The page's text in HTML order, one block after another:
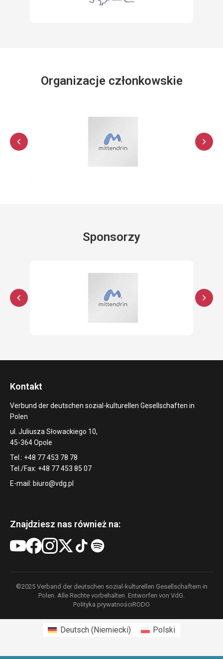
Organizacje członkowskie
Sponsorzy
Kontakt
Verbund der deutschen sozial-kulturellen Gesellschaften in
Polen
ul. Juliusza Słowackiego 10,
45-364 Opole
Tel.: +48 77 453 78 78
Tel./Fax: +48 77 453 85 07
E-mail: biuro@vdg.pl
Znajdziesz nas również na:
©2025 Verband der deutschen sozial-kulturellen Gesellschaftern in
Polen. Alle Rechte vorbehalten. Entworfen von VdG.
Polityka prywatnościRODO
Deutsch(Niemiecki) Polski